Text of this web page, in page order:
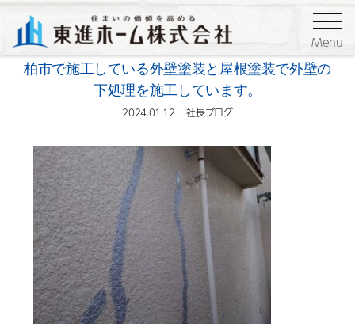
Menu
社長ブログ
柏市で施工している外壁塗装と屋根塗装で外壁の
下処理を施工しています。
2024.01.12 社長ブログ